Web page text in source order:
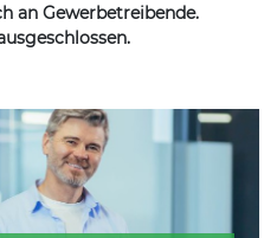
an Gewerbetreibende.